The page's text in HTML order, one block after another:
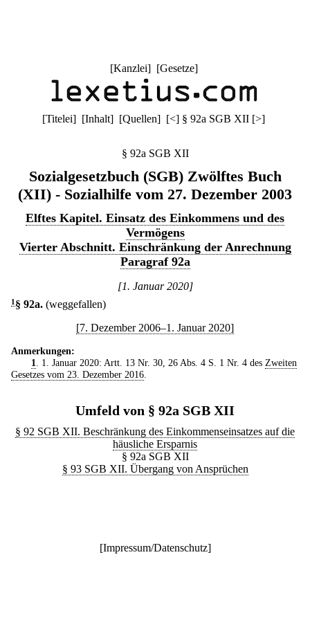
[Kanzlei] [Gesetze]
[Titelei] [Inhalt] [Quellen] [<] § 92a SGB XII [>]
§ 92a SGB XII
Sozialgesetzbuch (SGB) Zwölftes Buch
(XII) - Sozialhilfe vom 27. Dezember 2003
Elftes Kapitel. Einsatz des Einkommens und des
Vermögens
Vierter Abschnitt. Einschränkung der Anrechnung
Paragraf 92a
[1. Januar 2020]
1 § 92a. (weggefallen)
[7. Dezember 2006–1. Januar 2020]
Anmerkungen:
1
. 1. Januar 2020: Artt. 13 Nr. 30, 26 Abs. 4 S. 1 Nr. 4 des Zweiten
Gesetzes vom 23. Dezember 2016
Umfeld von § 92a SGB XII
§ 92 SGB XII. Beschränkung des Einkommenseinsatzes auf die
häusliche Ersparnis
§ 92a SGB XII
§ 93 SGB XII. Übergang von Ansprüchen
[Impressum/Datenschutz]